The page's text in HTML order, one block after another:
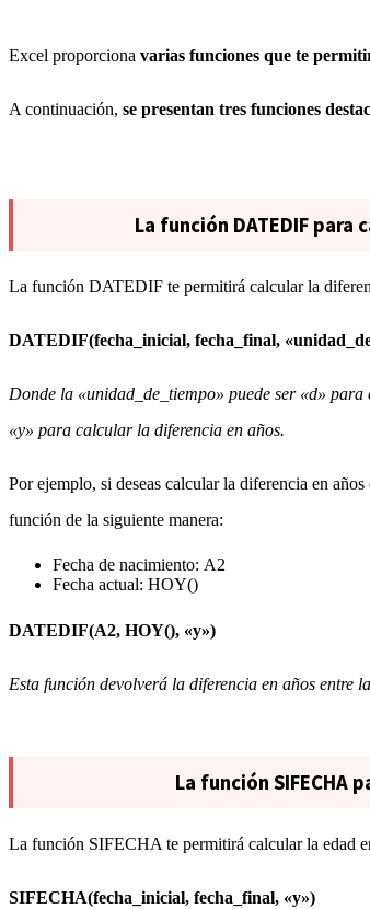
Excel proporciona varias funciones que te
A continuación, se presentan tres funciones
La función DATEDIF
La función DATEDIF te permitirá calcular la
DATEDIF(fecha_inicial, fecha_final,
Donde la «unidad_de_tiempo» puede ser «d»
«y» para calcular la diferencia en años.
Por ejemplo, si deseas calcular la diferencia en
función de la siguiente manera:
Fecha de nacimiento: A2
Fecha actual: HOY()
DATEDIF(A2, HOY(), «y»)
Esta función devolverá la diferencia en años entre
La función SIFECHA
La función SIFECHA te permitirá calcular la edad
SIFECHA(fecha_inicial, fecha_final, «y»)